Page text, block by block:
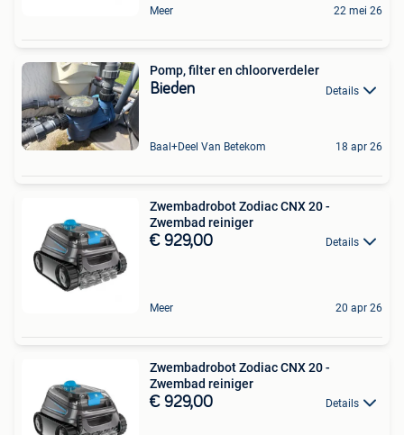
Meer 22 mei 26
Pomp, filter en chloorverdeler
Bieden Details
Baal+Deel Van Betekom 18 apr 26
Zwembadrobot Zodiac CNX 20 -
Zwembad reiniger
€ 929,00 Details
Meer 20 apr 26
Zwembadrobot Zodiac CNX 20 -
Zwembad reiniger
€ 929,00 Details